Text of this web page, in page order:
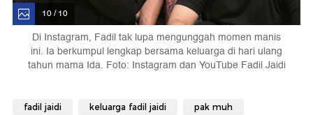
10 / 10
Di Instagram, Fadil tak lupa mengunggah momen manis
ini. Ia berkumpul lengkap bersama keluarga di hari ulang
tahun mama Ida. Foto: Instagram dan YouTube Fadil Jaidi
fadil jaidi keluarga fadil jaidi pak muh